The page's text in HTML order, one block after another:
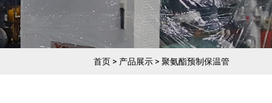
首页 > 产品展示 > 聚氨酯预制保温管